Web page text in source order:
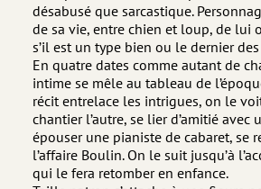
désabusé que sarcastique.
de sa vie, entre chien et loup, de lui
s’il est un type bien ou le dernier
En quatre dates comme autant de
intime se mêle au tableau de
récit entrelace les intrigues, on le
chantier l’autre, se lier d’amitié avec
épouser une pianiste de cabaret, se
l’affaire Boulin. On le suit jusqu’à
qui le fera retomber en enfance.